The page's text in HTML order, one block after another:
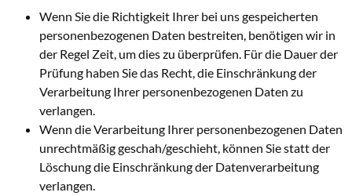
Wenn Sie die Richtigkeit Ihrer bei uns gespeicherten
personenbezogenen Daten bestreiten, benötigen wir in
der Regel Zeit, um dies zu überprüfen. Für die Dauer der
Prüfung haben Sie das Recht, die Einschränkung der
Verarbeitung Ihrer personenbezogenen Daten zu
verlangen.
Wenn die Verarbeitung Ihrer personenbezogenen Daten
unrechtmäßig geschah/geschieht, können Sie statt der
Löschung die Einschränkung der Datenverarbeitung
verlangen.